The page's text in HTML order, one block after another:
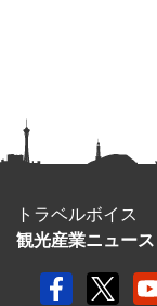
トラベルボイス
観光産業ニュース